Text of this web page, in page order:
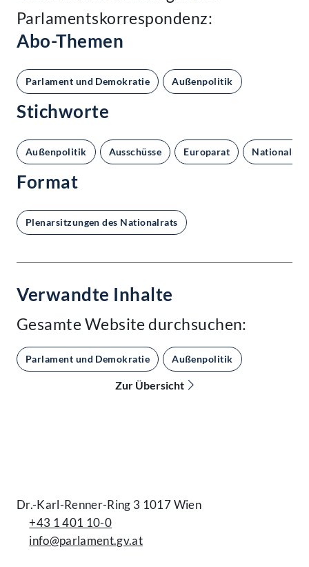
Parlamentskorrespondenz:
Abo-Themen
Parlament und Demokratie Außenpolitik
Stichworte
Außenpolitik Ausschüsse Europarat Nationalrat
Format
Plenarsitzungen des Nationalrats
Verwandte Inhalte
Gesamte Website durchsuchen:
Parlament und Demokratie Außenpolitik
Zur Übersicht
Dr.-Karl-Renner-Ring 3 1017 Wien
+43 1 401 10-0
info@parlament.gv.at